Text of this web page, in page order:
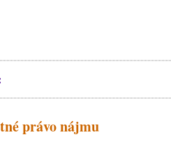
právo nájmu